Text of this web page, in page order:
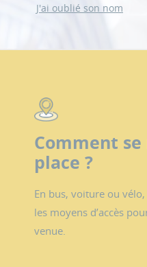
J'ai oublié son nom
Comment
place ?
En bus, voiture ou
les moyens d’accès
venue.